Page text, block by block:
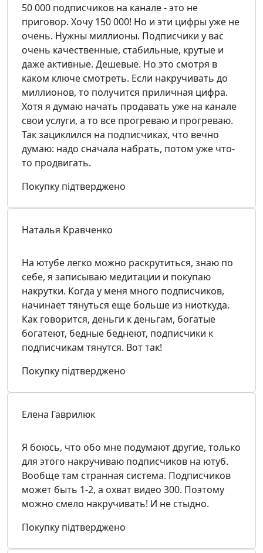
50 000 подписчиков на канале - это не
приговор. Хочу 150 000! Но и эти цифры уже не
очень. Нужны миллионы. Подписчики у вас
очень качественные, стабильные, крутые и
даже активные. Дешевые. Но это смотря в
каком ключе смотреть. Если накручивать до
миллионов, то получится приличная цифра.
Хотя я думаю начать продавать уже на канале
свои услуги, а то все прогреваю и прогреваю.
Так зациклился на подписчиках, что вечно
думаю: надо сначала набрать, потом уже что-
то продвигать.
Покупку підтверджено
Наталья Кравченко
На ютубе легко можно раскрутиться, знаю по
себе, я записываю медитации и покупаю
накрутки. Когда у меня много подписчиков,
начинает тянуться еще больше из ниоткуда.
Как говорится, деньги к деньгам, богатые
богатеют, бедные беднеют, подписчики к
подписчикам тянутся. Вот так!
Покупку підтверджено
Елена Гаврилюк
Я боюсь, что обо мне подумают другие, только
для этого накручиваю подписчиков на ютуб.
Вообще там странная система. Подписчиков
может быть 1-2, а охват видео 300. Поэтому
можно смело накручивать! И не стыдно.
Покупку підтверджено